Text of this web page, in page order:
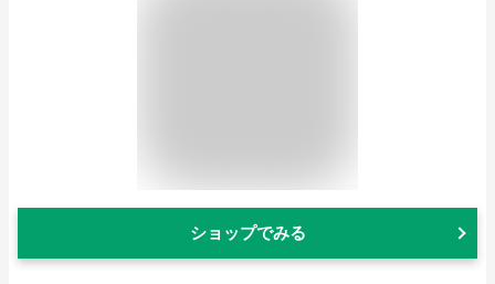
ショップでみる